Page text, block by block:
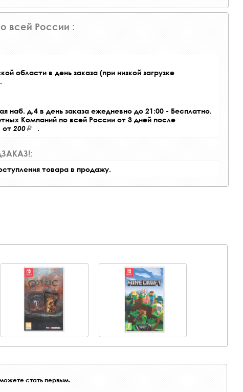
всей России :
области в день заказа (при низкой загрузке
.
наб. д.4 в день заказа ежедневно до 21:00 - Бесплатно.
Компаний по всей России от 3 дней после
от 200 .
товара в продажу.
стать первым.